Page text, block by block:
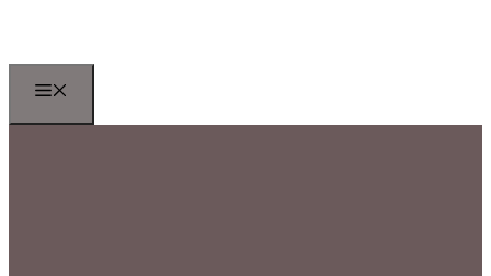
springen